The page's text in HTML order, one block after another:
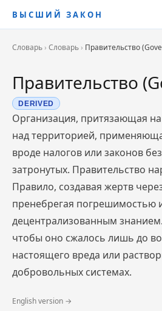
ВЫСШИЙ ЗАКОН
Словарь › Словарь › Правительство
Правительство
DERIVED
Организация, притязающая
над территорией,
вроде налогов или законов
затронутых. Правительство
Правило, создавая жертв
пренебрегая погрешимостью
децентрализованным
чтобы оно сжалось лишь до
настоящего вреда или
добровольных системах.
English version →